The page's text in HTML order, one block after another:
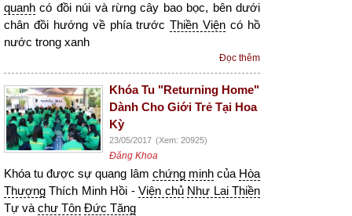
quanh có đồi núi và rừng cây bao bọc, bên dưới
chân đồi hướng về phía trướcThiền Viện có hồ
nước trong xanh
Đọc thêm
Khóa Tu "Returning Home"
Dành Cho Giới Trẻ Tại Hoa
Kỳ
23/05/2017 (Xem: 20925)
Đăng Khoa
Khóa tu được sự quang lâm chứng minhcủa Hòa
Thượng Thích Minh Hồi -Viện chủ Như Lai Thiền
Tự và chư Tôn Đức Tăng